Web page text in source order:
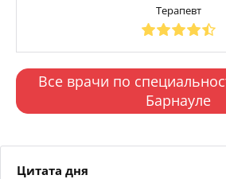
Терапевт
Все врачи по
Барнауле
Цитата дня